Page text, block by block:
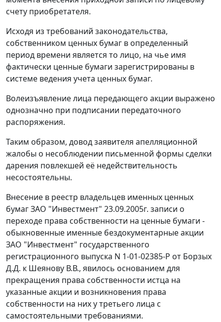
счету приобретателя.
Исходя из требований законодательства,
собственником ценных бумаг в определенный
период времени является то лицо, на чье имя
фактически ценные бумаги зарегистрированы в
системе ведения учета ценных бумаг.
Волеизъявление лица передающего акции выражено
однозначно при подписании передаточного
распоряжения.
Таким образом, довод заявителя апелляционной
жалобы о несоблюдении письменной формы сделки
дарения повлекшей её недействительность
несостоятельны.
Внесение в реестр владельцев именных ценных
бумаг ЗАО "Инвестмент" 23.09.2005г. записи о
переходе права собственности на ценные бумаги -
обыкновенные именные бездокументарные акции
ЗАО "Инвестмент" государственного
регистрационного выпуска N 1-01-02385-Р от Борзых
Д.Д. к Шеянову В.В., явилось основанием для
прекращения права собственности истца на
указанные акции и возникновения права
собственности на них у третьего лица с
самостоятельными требованиями.